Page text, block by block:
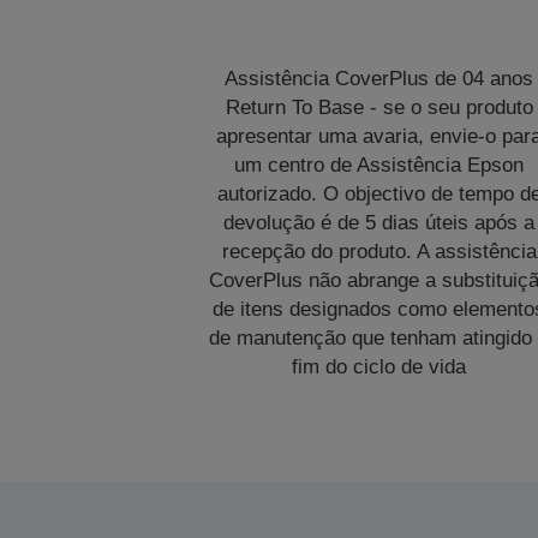
Assistência CoverPlus de 04 anos
Return To Base - se o seu produto
apresentar uma avaria, envie-o
um centro de Assistência Epson
autorizado. O objectivo de tempo
devolução é de 5 dias úteis após a
recepção do produto. A assistência
CoverPlus não abrange a
de itens designados como
de manutenção que tenham atingido
fim do ciclo de vida